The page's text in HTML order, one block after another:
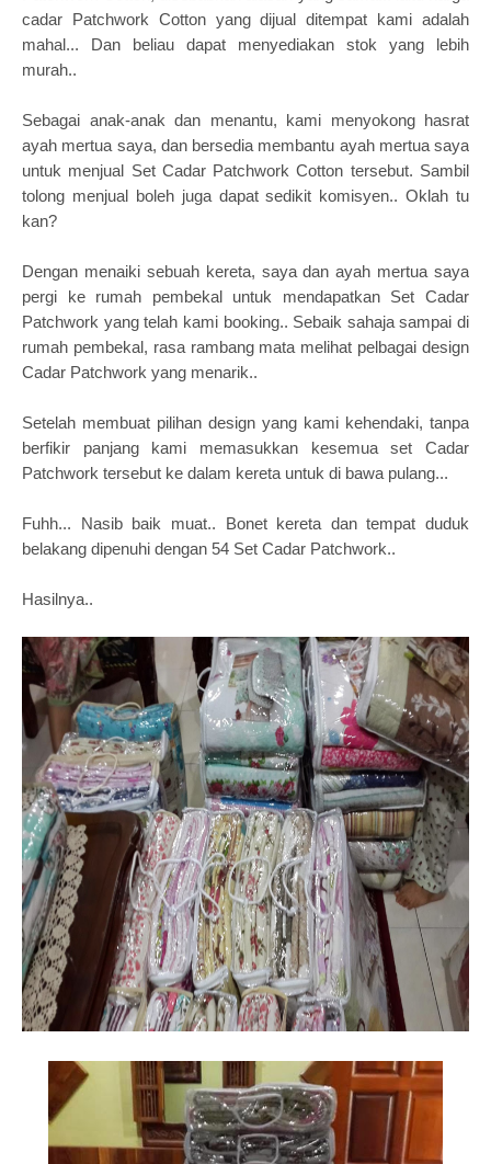
cadar Patchwork Cotton yang dijual ditempat kami adalah
mahal... Dan beliau dapat menyediakan stok yang lebih
murah..
Sebagai anak-anak dan menantu, kami menyokong hasrat
ayah mertua saya, dan bersedia membantu ayah mertua saya
untuk menjual Set Cadar Patchwork Cotton tersebut. Sambil
tolong menjual boleh juga dapat sedikit komisyen.. Oklah tu
kan?
Dengan menaiki sebuah kereta, saya dan ayah mertua saya
pergi ke rumah pembekal untuk mendapatkan Set Cadar
Patchwork yang telah kami booking.. Sebaik sahaja sampai di
rumah pembekal, rasa rambang mata melihat pelbagai design
Cadar Patchwork yang menarik..
Setelah membuat pilihan design yang kami kehendaki, tanpa
berfikir panjang kami memasukkan kesemua set Cadar
Patchwork tersebut ke dalam kereta untuk di bawa pulang...
Fuhh... Nasib baik muat.. Bonet kereta dan tempat duduk
belakang dipenuhi dengan 54 Set Cadar Patchwork..
Hasilnya..